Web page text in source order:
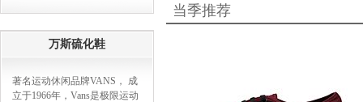
万斯硫化鞋
著名运动休闲品牌VANS， 成
立于1966年，Vans是极限运动
当季推荐